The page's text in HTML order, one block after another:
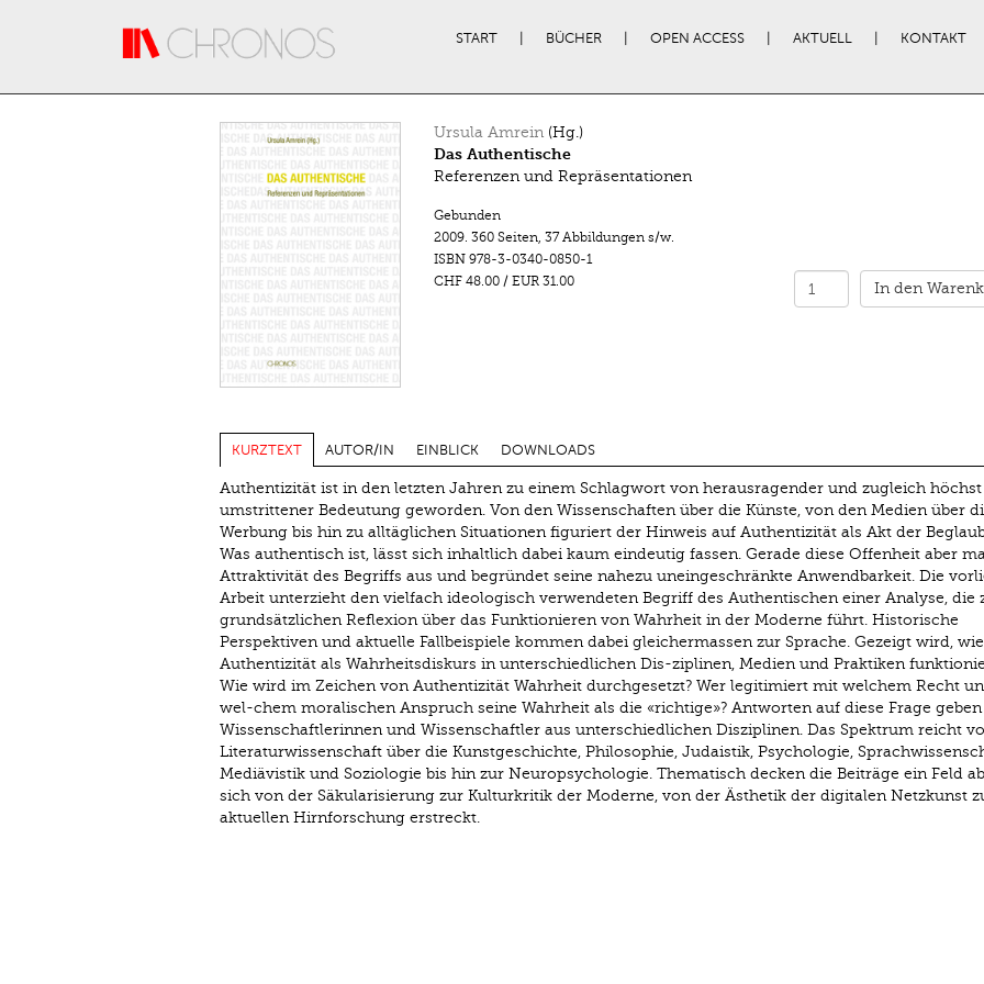
START BÜCHER OPEN ACCESS AKTUELL KONTAKT
Ursula Amrein(Hg.)
Das Authentische
Referenzen und Repräsentationen
Gebunden
2009. 360 Seiten, 37 Abbildungen s/w.
ISBN 978-3-0340-0850-1
CHF 48.00/ EUR 31.00 In den
KURZTEXT AUTOR/IN EINBLICK DOWNLOADS
Authentizität ist in den letzten Jahren zu einem Schlagwort von herausragender und zugleich höchst
umstrittener Bedeutung geworden. Von den Wissenschaften über die Künste, von den Medien über
Werbung bis hin zu alltäglichen Situationen figuriert der Hinweis auf Authentizität als Akt der
Was authentisch ist, lässt sich inhaltlich dabei kaum eindeutig fassen. Gerade diese Offenheit aber
Attraktivität des Begriffs aus und begründet seine nahezu uneingeschränkte Anwendbarkeit. Die
Arbeit unterzieht den vielfach ideologisch verwendeten Begriff des Authentischen einer Analyse, die
grundsätzlichen Reflexion über das Funktionieren von Wahrheit in der Moderne führt. Historische
Perspektiven und aktuelle Fallbeispiele kommen dabei gleichermassen zur Sprache. Gezeigt wird, wie
Authentizität als Wahrheitsdiskurs in unterschiedlichen Dis-ziplinen, Medien und Praktiken
Wie wird im Zeichen von Authentizität Wahrheit durchgesetzt? Wer legitimiert mit welchem Recht
wel-chem moralischen Anspruch seine Wahrheit als die «richtige»? Antworten auf diese Frage geben
Wissenschaftlerinnen und Wissenschaftler aus unterschiedlichen Disziplinen. Das Spektrum reicht
Literaturwissenschaft über die Kunstgeschichte, Philosophie, Judaistik, Psychologie,
Mediävistik und Soziologie bis hin zur Neuropsychologie. Thematisch decken die Beiträge ein Feld
sich von der Säkularisierung zur Kulturkritik der Moderne, von der Ästhetik der digitalen Netzkunst
aktuellen Hirnforschung erstreckt.